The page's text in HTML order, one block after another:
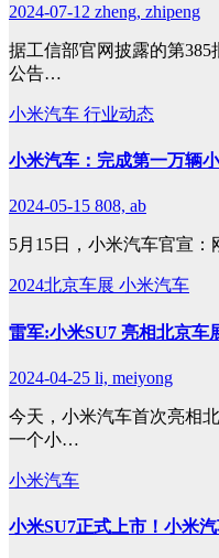
2024-07-12 zheng, zhipeng
据工信部官网披露的第
公告…
小米汽车 行业动态
小米汽车：完成第一万辆
2024-05-15 808, ab
5月15日，小米汽车官宣
2024北京车展 小米汽车
雷军:小米SU7 亮相北京车
2024-04-25 li, meiyong
今天，小米汽车首次亮相
一个小…
小米汽车
小米SU7正式上市！小米